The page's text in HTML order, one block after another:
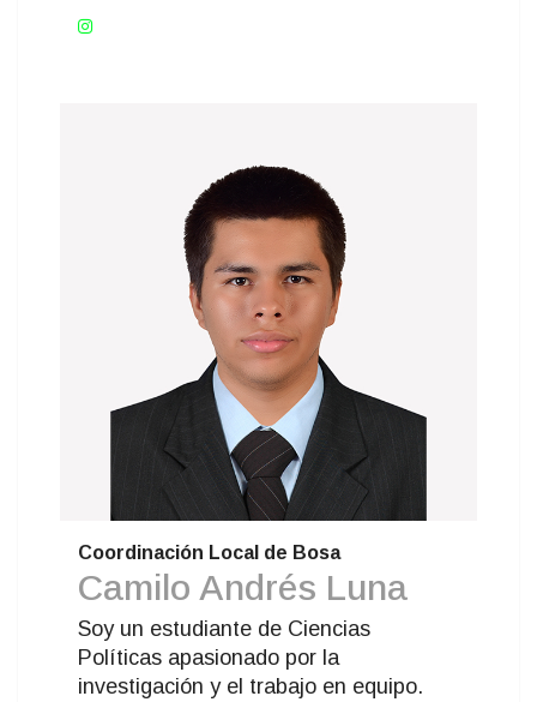
Coordinación Local de Bosa
Camilo Andrés Luna
Soy un estudiante de Ciencias
Políticas apasionado por la
investigación y el trabajo en equipo.